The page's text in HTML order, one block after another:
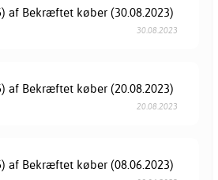
af Bekræftet køber (30.08.2023)
30.08.2023
af Bekræftet køber (20.08.2023)
20.08.2023
af Bekræftet køber (08.06.2023)